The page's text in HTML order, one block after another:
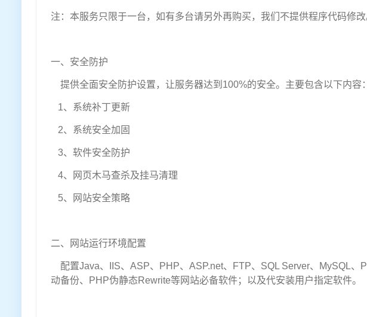
注：本服务只限于一台，如有多台请另外再购买，我们不提供程序代码修改
一、安全防护
提供全面安全防护设置，让服务器达到100%的安全。主要包含以下内容：
1、系统补丁更新
2、系统安全加固
3、软件安全防护
4、网页木马查杀及挂马清理
5、网站安全策略
二、网站运行环境配置
配置Java、IIS、ASP、PHP、ASP.net、FTP、SQL Server、MySQL、
动备份、PHP伪静态Rewrite等网站必备软件；以及代安装用户指定软件。